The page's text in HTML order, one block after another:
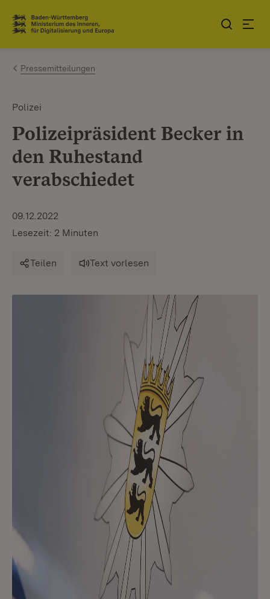
Zum Inhalt springen
Link zur Startseite
Pressemitteilungen
Polizei
Polizeipräsident Becker in
den Ruhestand
verabschiedet
09.12.2022
Lesezeit: 2 Minuten
Teilen Text vorlesen